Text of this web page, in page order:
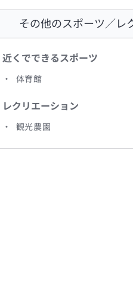
その他のスポーツ／レ
近くでできるスポーツ
体育館
レクリエーション
観光農園